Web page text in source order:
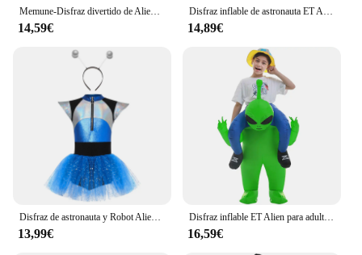
Memune-Disfraz divertido de Alien espacial profundo para niños, disfraz de Halloween, Halloween, Carnaval, fiesta temática, exclusivo
14,59€
Disfraz inflable de astronauta ET Alien para adultos, traje divertido de Anime para niños y niñas, vestido de fantasía para Purim, disfraces de Cosplay para fiesta de Halloween
14,89€
Disfraz de astronauta y Robot Alien para niños y niñas, traje de manga corta con lentejuelas metálicas brillantes, vestido de tutú, body con aro de pelo alienígena
13,99€
Disfraz inflable ET Alien para adulto, traje divertido de fantasía, vestido de fantasma de la muerte, Purim, Halloween, carnaval, fiesta de Anime, disfraces de Cosplay
16,59€